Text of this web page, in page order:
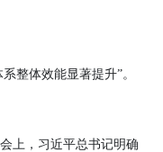
整体效能显著提升”。
上，习近平总书记明确